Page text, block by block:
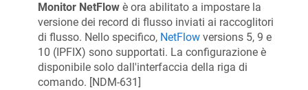
Monitor NetFlow è ora abilitato a impostare la
versione dei record di flusso inviati ai raccoglitori
di flusso. Nello specifico, NetFlow versions 5, 9 e
10 (IPFIX) sono supportati. La configurazione è
disponibile solo dall'interfaccia della riga di
comando. [NDM-631]